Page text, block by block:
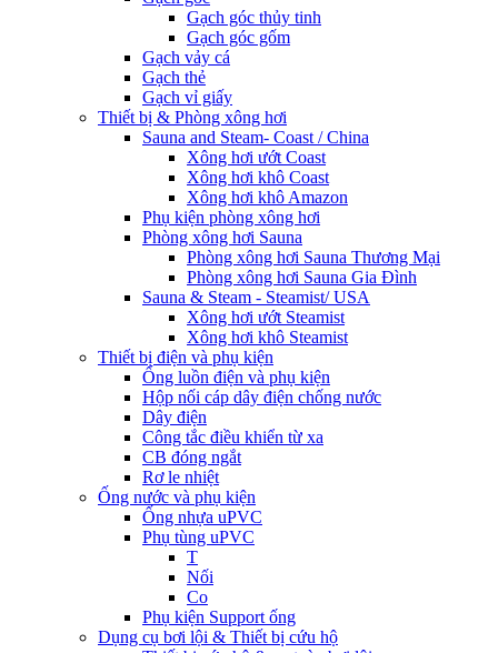
Gạch góc thủy tinh
Gạch góc gốm
Gạch vảy cá
Gạch thẻ
Gạch vỉ giấy
Thiết bị & Phòng xông hơi
Sauna and Steam- Coast / China
Xông hơi ướt Coast
Xông hơi khô Coast
Xông hơi khô Amazon
Phụ kiện phòng xông hơi
Phòng xông hơi Sauna
Phòng xông hơi Sauna Thương Mại
Phòng xông hơi Sauna Gia Đình
Sauna & Steam - Steamist/ USA
Xông hơi ướt Steamist
Xông hơi khô Steamist
Thiết bị điện và phụ kiện
Ống luồn điện và phụ kiện
Hộp nối cáp dây điện chống nước
Dây điện
Công tắc điều khiển từ xa
CB đóng ngắt
Rơ le nhiệt
Ống nước và phụ kiện
Ống nhựa uPVC
Phụ tùng uPVC
T
Nối
Co
Phụ kiện Support ống
Dụng cụ bơi lội & Thiết bị cứu hộ